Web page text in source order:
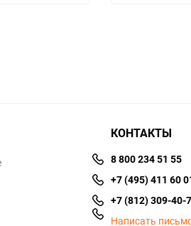
КОНТАКТЫ
8 800 234 51 55
+7 (495) 411 60
+7 (812) 309-40-
Написать